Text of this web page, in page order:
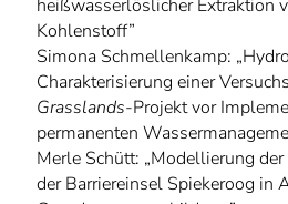
heißwasserlöslicher Extraktion
Kohlenstoff”
Simona Schmellenkamp:
Charakterisierung einer
Grasslands-Projekt vor
permanenten
Merle Schütt: „Modellierung
der Barriereinsel Spiekeroog in